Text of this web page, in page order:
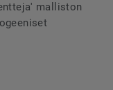
malliston